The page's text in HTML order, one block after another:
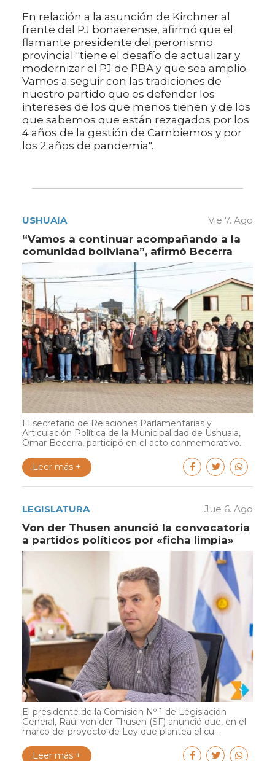
En relación a la asunción de Kirchner al
frente del PJ bonaerense, afirmó que el
flamante presidente del peronismo
provincial "tiene el desafío de actualizar y
modernizar el PJ de PBA y que sea amplio.
Vamos a seguir con las tradiciones de
nuestro partido que es defender los
intereses de los que menos tienen y de los
que sabemos que están rezagados por los
4 años de la gestión de Cambiemos y por
los 2 años de pandemia".
USHUAIA Vie 7. Ago
“Vamos a continuar acompañando a la
comunidad boliviana”, afirmó Becerra
El secretario de Relaciones Parlamentarias y
Articulación Política de la Municipalidad de Ushuaia,
Omar Becerra, participó en el acto conmemorativo...
Leer más +
LEGISLATURA Jue 6. Ago
Von der Thusen anunció la convocatoria
a partidos políticos por «ficha limpia»
El presidente de la Comisión Nº 1 de Legislación
General, Raúl von der Thusen (SF) anunció que, en el
marco del proyecto de Ley que plantea el cu...
Leer más +